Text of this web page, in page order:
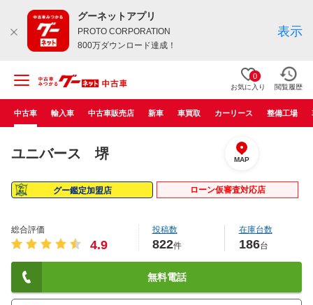
グーネットアプリ
PROTO CORPORATION
800万ダウンロード達成！
表示
0
お気に入り 閲覧履歴
中古車 輸入車 中古車販売店 新車 車買取 カーリース 整備工場
ユニバース 堺 MAP
グー鑑定加盟店 ローン仮審査対応店
総合評価
4.9
投稿数
822件
在庫台数
186台
無料電話